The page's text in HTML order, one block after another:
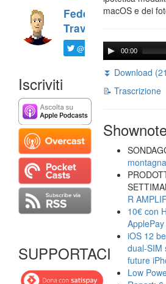
Federico
Travaini
@ftrava
Iscriviti
SUPPORTACI
macOS e dei
00:00
⏬ Download
📝 Trascrizione
R
10€ con
ApplePay
iOS 12
dual-SIM
future
Low